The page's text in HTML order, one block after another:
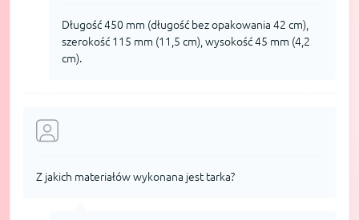
Długość 450 mm (długość bez opakowania 42 cm),
szerokość 115 mm (11,5 cm), wysokość 45 mm (4,2
cm).
Z jakich materiałów wykonana jest tarka?